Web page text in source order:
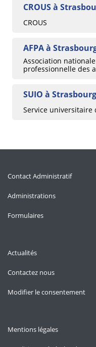
CROUS à
CROUS
AFPA à
Association
professionnelle des
SUIO à Strasbourg
Service
Contact Administratif
Administrations
Formulaires
Actualités
Contactez nous
Modifier le consentement
Mentions légales